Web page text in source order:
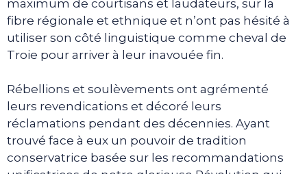
maximum de courtisans et laudateurs, sur la
fibre régionale et ethnique et n’ont pas hésité à
utiliser son côté linguistique comme cheval de
Troie pour arriver à leur inavouée fin.
Rébellions et soulèvements ont agrémenté
leurs revendications et décoré leurs
réclamations pendant des décennies. Ayant
trouvé face à eux un pouvoir de tradition
conservatrice basée sur les recommandations